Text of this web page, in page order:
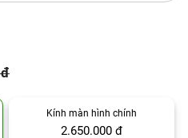
Kính màn hình chính
2.650.000 đ